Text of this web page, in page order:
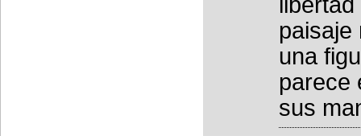
paisaje
una
parece
sus